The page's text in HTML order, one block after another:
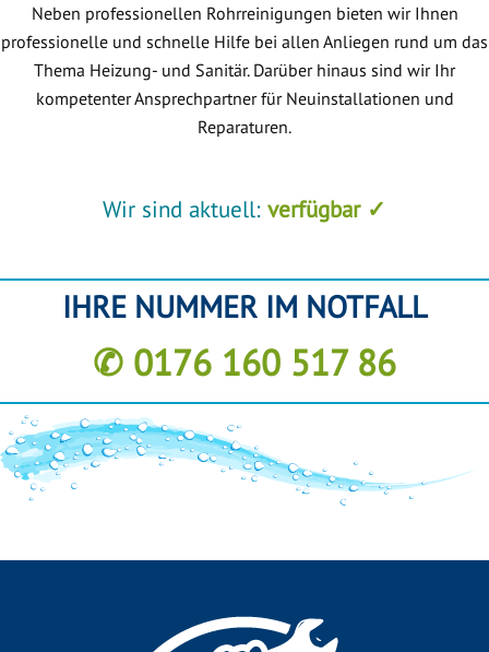
Neben professionellen Rohrreinigungen bieten wir Ihnen
professionelle und schnelle Hilfe bei allen Anliegen rund um das
Thema Heizung- und Sanitär. Darüber hinaus sind wir Ihr
kompetenter Ansprechpartner für Neuinstallationen und
Reparaturen.
Wir sind aktuell: verfügbar ✓
IHRE NUMMER IM NOTFALL
✆ 0176 160 517 86